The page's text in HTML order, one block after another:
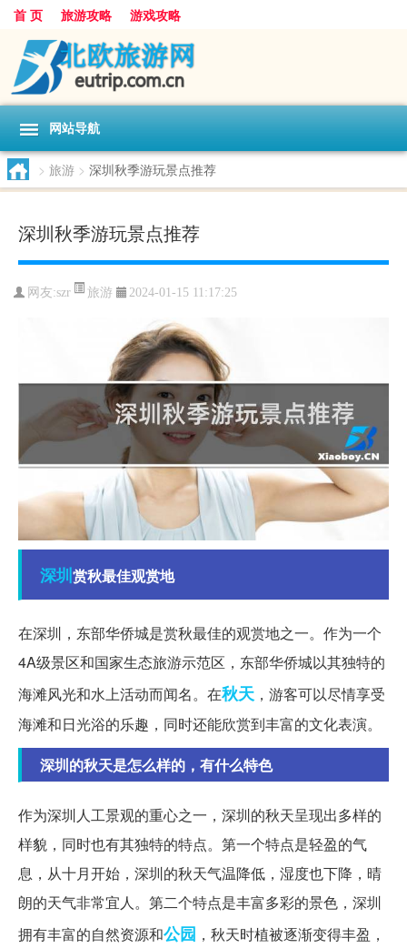
首 页 旅游攻略 游戏攻略
网站导航
> 旅游 > 深圳秋季游玩景点推荐
深圳秋季游玩景点推荐
网友:szr 旅游 2024-01-15 11:17:25
深圳赏秋最佳观赏地
在深圳，东部华侨城是赏秋最佳的观赏地之一。作为一个
4A级景区和国家生态旅游示范区，东部华侨城以其独特的
海滩风光和水上活动而闻名。在秋天 ，游客可以尽情享受
海滩和日光浴的乐趣，同时还能欣赏到丰富的文化表演。
深圳的秋天是怎么样的，有什么特色
作为深圳人工景观的重心之一，深圳的秋天呈现出多样的
样貌，同时也有其独特的特点。第一个特点是轻盈的气
息，从十月开始，深圳的秋天气温降低，湿度也下降，晴
朗的天气非常宜人。第二个特点是丰富多彩的景色，深圳
拥有丰富的自然资源和公园 ，秋天时植被逐渐变得丰盈，